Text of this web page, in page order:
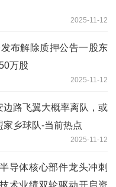
2025-11-12
布解除质押公告一股东
万股
2025-11-12
边路飞翼大概率离队，或
家乡球队-当前热点
2025-11-12
导体核心部件龙头冲刺